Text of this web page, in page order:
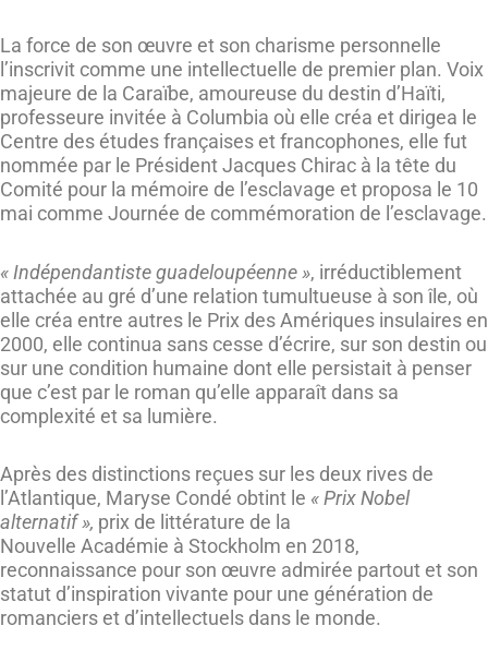
La force de son œuvre et son charisme personnelle
l’inscrivit comme une intellectuelle de premier plan. Voix
majeure de la Caraïbe, amoureuse du destin d’Haïti,
professeure invitée à Columbia où elle créa et dirigea le
Centre des études françaises et francophones, elle fut
nommée par le Président Jacques Chirac à la tête du
Comité pour la mémoire de l’esclavage et proposa le 10
mai comme Journée de commémoration de l’esclavage.
« Indépendantiste guadeloupéenne », irréductiblement
attachée au gré d’une relation tumultueuse à son île, où
elle créa entre autres le Prix des Amériques insulaires en
2000, elle continua sans cesse d’écrire, sur son destin ou
sur une condition humaine dont elle persistait à penser
que c’est par le roman qu’elle apparaît dans sa
complexité et sa lumière.
Après des distinctions reçues sur les deux rives de
l’Atlantique, Maryse Condé obtint le « Prix Nobel
alternatif », prix de littérature de la
Nouvelle Académie à Stockholm en 2018,
reconnaissance pour son œuvre admirée partout et son
statut d’inspiration vivante pour une génération de
romanciers et d’intellectuels dans le monde.